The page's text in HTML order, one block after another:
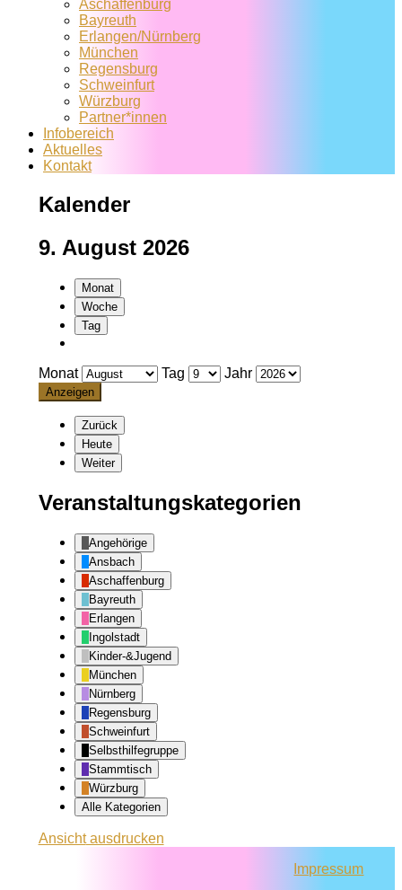
Aschaffenburg
Bayreuth
Erlangen/Nürnberg
München
Regensburg
Schweinfurt
Würzburg
Partner*innen
Infobereich
Aktuelles
Kontakt
Kalender
9. August 2026
Monat
Woche
Tag
Monat Tag Jahr
Zurück
Heute
Weiter
Veranstaltungskategorien
Angehörige
Ansbach
Aschaffenburg
Bayreuth
Erlangen
Ingolstadt
Kinder-&Jugend
München
Nürnberg
Regensburg
Schweinfurt
Selbsthilfegruppe
Stammtisch
Würzburg
Alle Kategorien
Ansichtausdrucken
Impressum